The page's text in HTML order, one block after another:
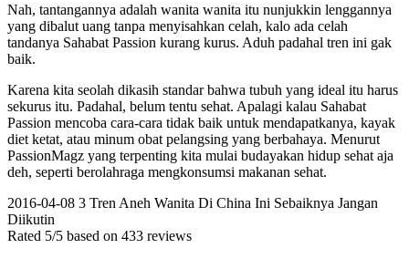
Nah, tantangannya adalah wanita wanita itu nunjukkin lenggannya
yang dibalut uang tanpa menyisahkan celah, kalo ada celah
tandanya Sahabat Passion kurang kurus. Aduh padahal tren ini gak
baik.
Karena kita seolah dikasih standar bahwa tubuh yang ideal itu harus
sekurus itu. Padahal, belum tentu sehat. Apalagi kalau Sahabat
Passion mencoba cara-cara tidak baik untuk mendapatkanya, kayak
diet ketat, atau minum obat pelangsing yang berbahaya. Menurut
PassionMagz yang terpenting kita mulai budayakan hidup sehat aja
deh, seperti berolahraga mengkonsumsi makanan sehat.
2016-04-08 3 Tren Aneh Wanita Di China Ini Sebaiknya Jangan
Diikutin
Rated 5/5 based on 433 reviews